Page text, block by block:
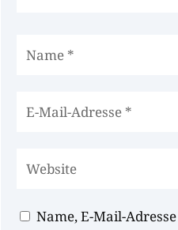
Name, E-Mail-